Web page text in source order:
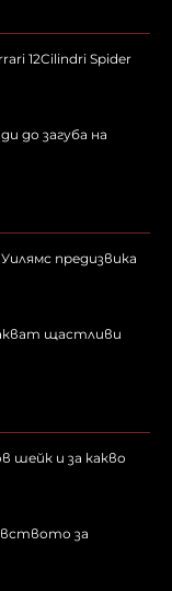
12Cilindri Spider
до загуба на
предизвика
щастливи
шейк и за какво
за